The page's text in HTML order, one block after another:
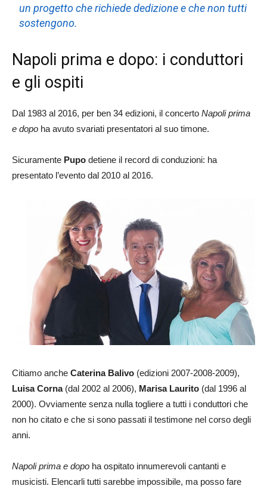
un progetto che richiede dedizione e che non tutti
sostengono.
Napoli prima e dopo: i conduttori
e gli ospiti
Dal 1983 al 2016, per ben 34 edizioni, il concerto Napoli prima
e dopo ha avuto svariati presentatori al suo timone.
Sicuramente Pupo detiene il record di conduzioni: ha
presentato l’evento dal 2010 al 2016.
Citiamo anche Caterina Balivo (edizioni 2007-2008-2009),
Luisa Corna(dal 2002 al 2006), Marisa Laurito (dal 1996 al
2000). Ovviamente senza nulla togliere a tutti i conduttori che
non ho citato e che si sono passati il testimone nel corso degli
anni.
Napoli prima e dopo ha ospitato innumerevoli cantanti e
musicisti. Elencarli tutti sarebbe impossibile, ma posso fare